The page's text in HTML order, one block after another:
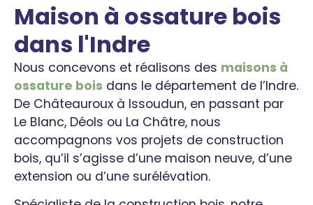
Maison à ossature bois
dans l'Indre
Nous concevons et réalisons des maisons à
ossature bois dans le département de l’Indre.
De Châteauroux à Issoudun, en passant par
Le Blanc, Déols ou La Châtre, nous
accompagnons vos projets de construction
bois, qu’il s’agisse d’une maison neuve, d’une
extension ou d’une surélévation.